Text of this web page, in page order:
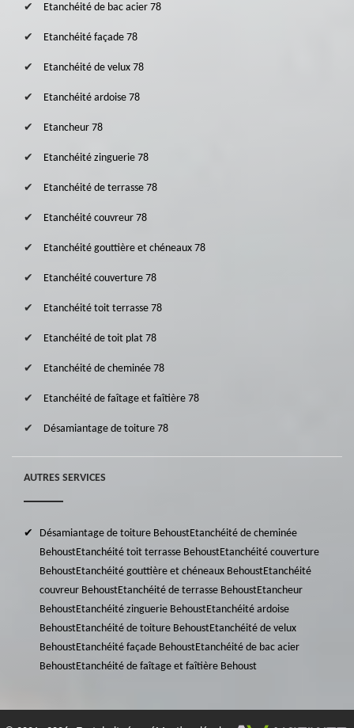
Etanchéité de bac acier 78
Etanchéité façade 78
Etanchéité de velux 78
Etanchéité ardoise 78
Etancheur 78
Etanchéité zinguerie 78
Etanchéité de terrasse 78
Etanchéité couvreur 78
Etanchéité gouttière et chéneaux 78
Etanchéité couverture 78
Etanchéité toit terrasse 78
Etanchéité de toit plat 78
Etanchéité de cheminée 78
Etanchéité de faîtage et faîtière 78
Désamiantage de toiture 78
AUTRES SERVICES
Désamiantage de toiture BehoustEtanchéité de cheminée
BehoustEtanchéité toit terrasse BehoustEtanchéité couverture
BehoustEtanchéité gouttière et chéneaux BehoustEtanchéité
couvreur BehoustEtanchéité de terrasse BehoustEtancheur
BehoustEtanchéité zinguerie BehoustEtanchéité ardoise
BehoustEtanchéité de toiture BehoustEtanchéité de velux
BehoustEtanchéité façade BehoustEtanchéité de bac acier
BehoustEtanchéité de faîtage et faîtière Behoust